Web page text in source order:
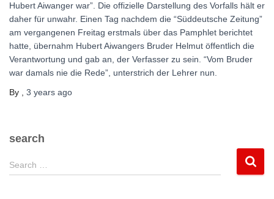
Hubert Aiwanger war”. Die offizielle Darstellung des Vorfalls hält er
daher für unwahr. Einen Tag nachdem die “Süddeutsche Zeitung”
am vergangenen Freitag erstmals über das Pamphlet berichtet
hatte, übernahm Hubert Aiwangers Bruder Helmut öffentlich die
Verantwortung und gab an, der Verfasser zu sein. “Vom Bruder
war damals nie die Rede”, unterstrich der Lehrer nun.
By
3 years ago
search
S
e
Search …